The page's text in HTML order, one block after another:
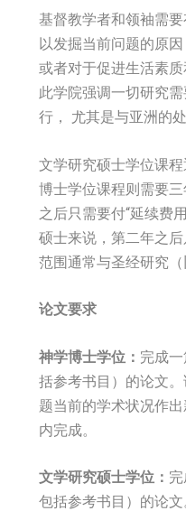
基督教学者和领袖需
以发掘当前问题的原
或者对于促进生活素
此学院强调一切研究
行， 尤其是与亚洲的
文学研究硕士学位课
博士学位课程则需要
之后只需要付“延续费
硕士来说，第二年之
范围通常与圣经研究（
论文要求
神学博士学位： 完成
括参考书目）的论文
题当前的学术状况作
内完成。
文学研究硕士学位：
包括参考书目）的论